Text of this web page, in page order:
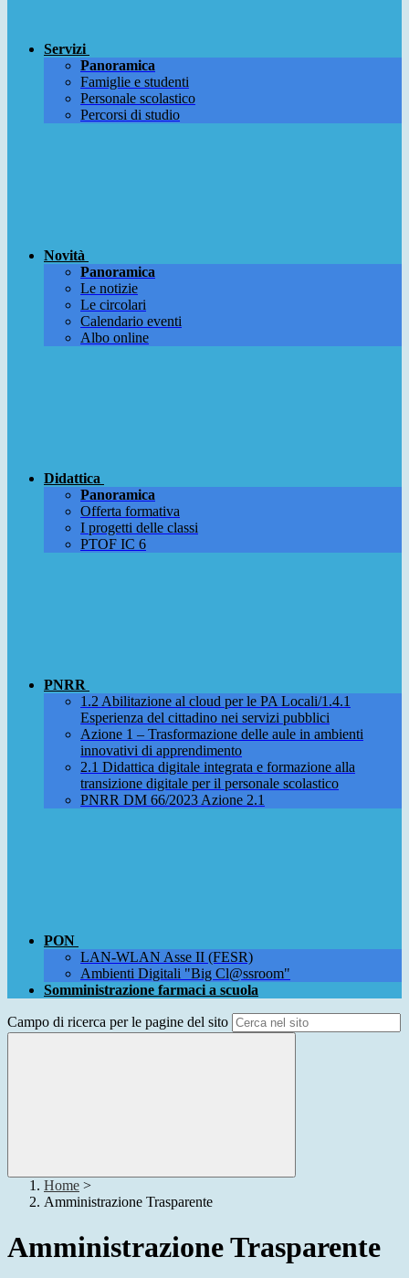
Servizi
Panoramica
Famiglie e studenti
Personale scolastico
Percorsi di studio
Novità
Panoramica
Le notizie
Le circolari
Calendario eventi
Albo online
Didattica
Panoramica
Offerta formativa
I progetti delle classi
PTOF IC 6
PNRR
1.2 Abilitazione al cloud per le PA Locali/1.4.1
Esperienza del cittadino nei servizi pubblici
Azione 1 – Trasformazione delle aule in ambienti
innovativi di apprendimento
2.1 Didattica digitale integrata e formazione alla
transizione digitale per il personale scolastico
PNRR DM 66/2023 Azione 2.1
PON
LAN-WLAN Asse II (FESR)
Ambienti Digitali "Big Cl@ssroom"
Somministrazione farmaci a scuola
Campo di ricerca per le pagine del sito
Home >
Amministrazione Trasparente
Amministrazione Trasparente